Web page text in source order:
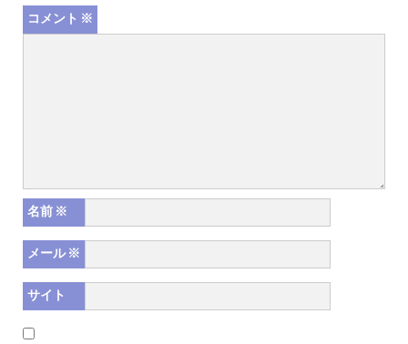
コメント ※
名前 ※
メール※
サイト